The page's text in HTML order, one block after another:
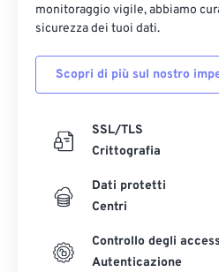
monitoraggio vigile, abbiamo
sicurezza dei tuoi dati.
Scopri di più sul nostro
SSL/TLS
Crittografia
Dati protetti
Centri
Controllo degli
Autenticazione